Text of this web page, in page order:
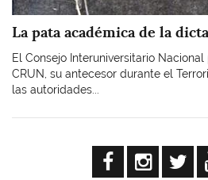
La pata académica de la
El Consejo Interuniversitario
CRUN, su antecesor durante el
las autoridades...